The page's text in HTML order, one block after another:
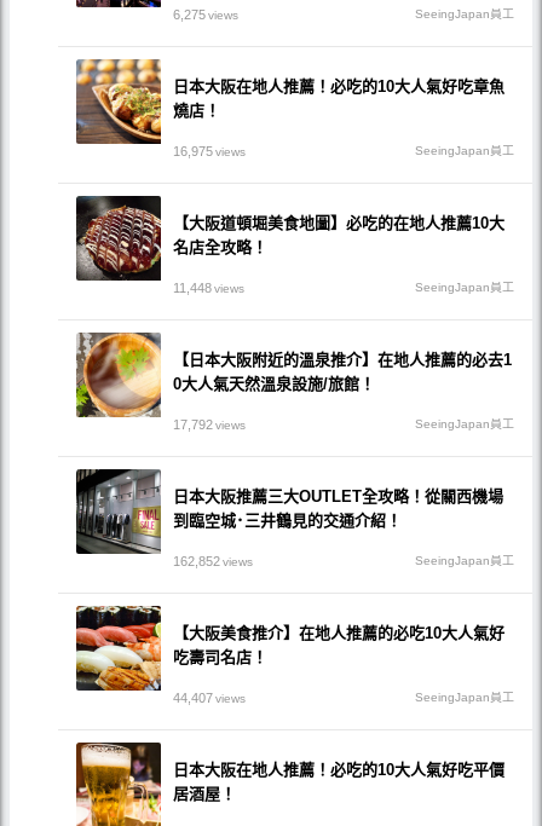
6,275views SeeingJapan員工
日本大阪在地人推薦！必吃的10大人氣好吃章魚
燒店！
16,975views SeeingJapan員工
【大阪道頓堀美食地圖】必吃的在地人推薦10大
名店全攻略！
11,448views SeeingJapan員工
【日本大阪附近的溫泉推介】在地人推薦的必去1
0大人氣天然溫泉設施/旅館！
17,792views SeeingJapan員工
日本大阪推薦三大OUTLET全攻略！從關西機場
到臨空城･三井鶴見的交通介紹！
162,852views SeeingJapan員工
【大阪美食推介】在地人推薦的必吃10大人氣好
吃壽司名店！
44,407views SeeingJapan員工
日本大阪在地人推薦！必吃的10大人氣好吃平價
居酒屋！